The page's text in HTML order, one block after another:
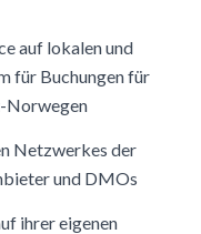
auf lokalen und
für Buchungen für
Norwegen
Netzwerkes der
und DMOs
ihrer eigenen